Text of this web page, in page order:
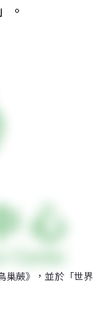
。
巢蕨》，並於「世界